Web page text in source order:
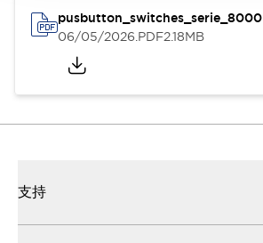
pusbutton_switches_serie_8000
06/05/2026.PDF2.18MB
支持